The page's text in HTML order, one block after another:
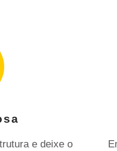
e deixe o